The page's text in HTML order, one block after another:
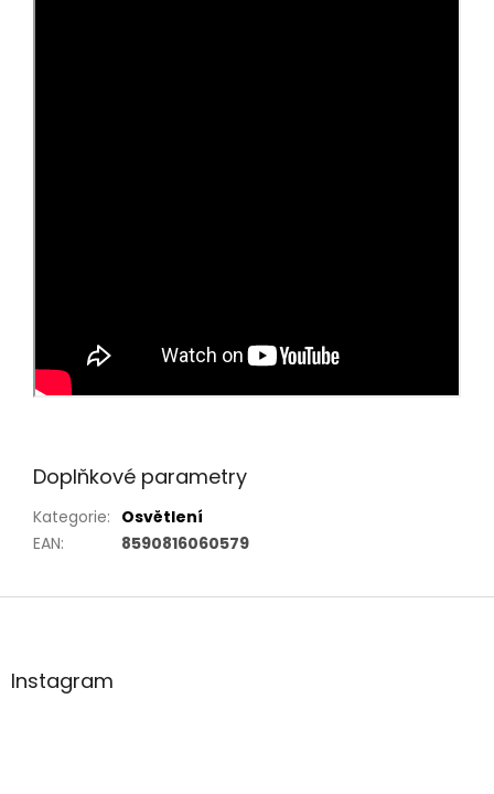
Doplňkové parametry
Kategorie: Osvětlení
EAN: 8590816060579
Z
aInstagram